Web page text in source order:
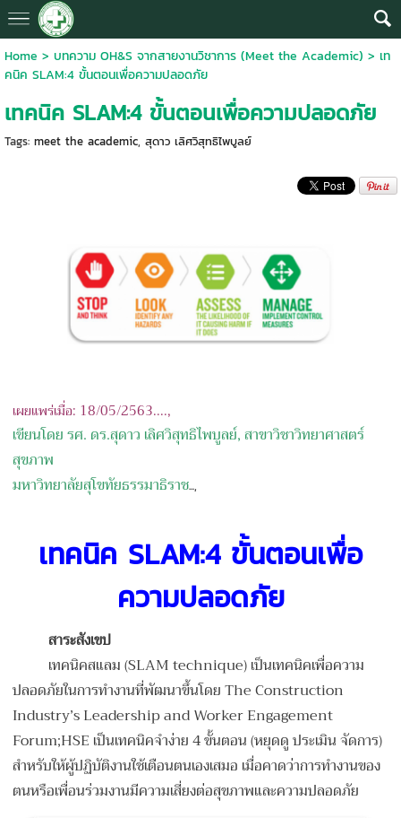
Home > บทความ OH&S จากสายงานวิชาการ (Meet the Academic) > เท
คนิค SLAM:4 ขั้นตอนเพื่อความปลอดภัย
เทคนิค SLAM:4 ขั้นตอนเพื่อความปลอดภัย
Tags: meet the academic, สุดาว เลิศวิสุทธิไพบูลย์
เผยแพร่เมื่อ: 18/05/2563....,
เขียนโดย รศ. ดร.สุดาว เลิศวิสุทธิไพบูลย์, สาขาวิชาวิทยาศาสตร์
สุขภาพ
มหาวิทยาลัยสุโขทัยธรรมาธิราช...,
เทคนิค SLAM:4 ขั้นตอนเพื่อ
ความปลอดภัย
สาระสังเขป
เทคนิคสแลม (SLAM technique) เป็นเทคนิคเพื่อความ
ปลอดภัยในการทำงานที่พัฒนาขึ้นโดย The Construction
Industry’s Leadership and Worker Engagement
Forum;HSE เป็นเทคนิคจำง่าย 4 ขั้นตอน (หยุดดู ประเมิน จัดการ)
สำหรับให้ผู้ปฏิบัติงานใช้เตือนตนเองเสมอ เมื่อคาดว่าการทำงานของ
ตนหรือเพื่อนร่วมงานมีความเสี่ยงต่อสุขภาพและความปลอดภัย